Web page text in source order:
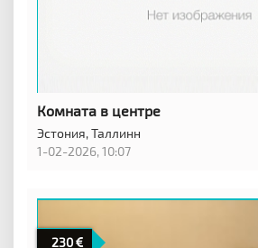
Комната в центре
Эстония,Таллинн
1-02-2026, 10:07
230